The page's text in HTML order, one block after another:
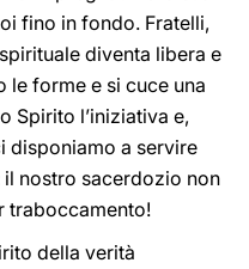
fino in fondo. Fratelli,
diventa libera e
le forme e si cuce una
Spirito l’iniziativa e,
disponiamo a servire
nostro sacerdozio non
traboccamento!
della verità